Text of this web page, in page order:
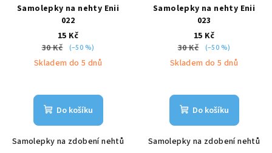
Samolepky na nehty Enii
022
15 Kč
30 Kč
(–50 %)
Skladem do 5 dnů
Do košíku
Samolepky na zdobení nehtů
Samolepky na nehty Enii
023
15 Kč
30 Kč
(–50 %)
Skladem do 5 dnů
Do košíku
Samolepky na zdobení nehtů